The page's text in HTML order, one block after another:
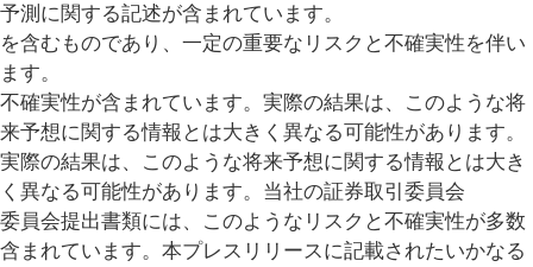
予測に関する記述が含まれています。
を含むものであり、一定の重要なリスクと不確実性を伴い
ます。
不確実性が含まれています。実際の結果は、このような将
来予想に関する情報とは大きく異なる可能性があります。
実際の結果は、このような将来予想に関する情報とは大き
く異なる可能性があります。当社の証券取引委員会
委員会提出書類には、このようなリスクと不確実性が多数
含まれています。本プレスリリースに記載されたいかなる